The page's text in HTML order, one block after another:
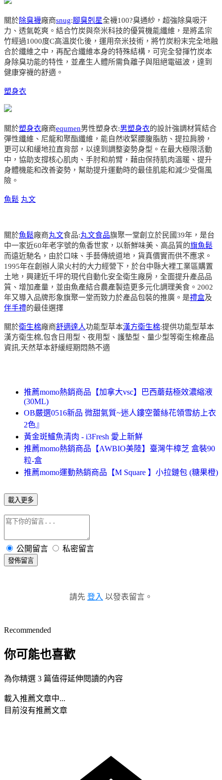
關於除臭襪廠商snug:腳臭剋星全襪100?臭通紗，超強除臭吸汗
力、透氣乾爽。結合竹炭與奈米科技的優質機能纖維，是將孟宗
竹經過1000度C高溫炭化後，運用奈米技術，將竹炭粉末完全地融
合於纖維之中，再配合纖維本身的特殊結構，可完全發揮竹炭本
身除臭功能的特性，並產生人體所需負離子與阻絕電磁波，達到
健康穿襪的舒適。
塑身衣
關於塑身衣廠商equmen男性塑身衣:男塑身衣的設計強調材質結合
彈性纖維、尼龍和聚酯纖維，能自然收緊腰腹脂肪、提拉肩膀，
更可以和緩地拉直背部，以達到調整姿勢身型。在最大極限活動
中，協助支撐核心肌肉、手肘和前臂，藉由保持肌肉溫暖、提升
身體機能和改善姿勢，幫助提升運動時的最佳肌能和減少受傷風
險。
魚鬆 丸文
關於魚鬆廠商丸文食品:丸文食品旗聚一堂創立於民國39年，是台
中一家近60年老字號的魚香世家，以新鮮味美、高品質的旗魚鬆
而遠近馳名，由於口味、手藝傳統道地，貨真價實而供不應求。
1995年在創辦人梁火村的大力經營下，於台中縣大裡工業區購置
土地，興建近千坪的現代自動化安全衛生廠房，全面提升產品品
質、增加產量，並由魚產結合農產製造更多元化調理美食。2002
年又導入品牌形象旗聚一堂而致力於產品包裝的推廣。是禮盒及
伴手禮的最佳選擇
關於衛生棉廠商舒適達人功能型草本漢方衛生棉:提供功能型草本
漢方衛生棉,包含日用型、夜用型、護墊型、量少型等衛生棉產品
資訊,天然草本舒緩經期悶熱不適
推薦momo熱銷商品【加拿大vsc】巴西蘑菇極效濃縮液
(30ML)
OB嚴選0516新品 微甜氣質~迷人鏤空蕾絲花領雪紡上衣
2色』
黃金斑鱸魚清肉 - i3Fresh 愛上新鮮
推薦momo熱銷商品【AWBIO美陸】臺灣牛樟芝 盒裝90
粒-盒
推薦momo運動熱銷商品【M Square 】小拉鏈包 (糖果橙)
載入更多
公開留言 私密留言
發佈留言
請先 登入 以發表留言。
Recommended
你可能也喜歡
為你精選 3 篇值得延伸閱讀的內容
載入推薦文章中...
目前沒有推薦文章